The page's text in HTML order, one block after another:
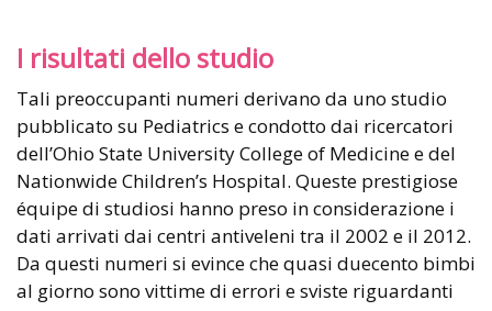
I risultati dello studio
Tali preoccupanti numeri derivano da uno studio
pubblicato su Pediatrics e condotto dai ricercatori
dell’Ohio State University College of Medicine e del
Nationwide Children’s Hospital. Queste prestigiose
équipe di studiosi hanno preso in considerazione i
dati arrivati dai centri antiveleni tra il 2002 e il 2012.
Da questi numeri si evince che quasi duecento bimbi
al giorno sono vittime di errori e sviste riguardanti